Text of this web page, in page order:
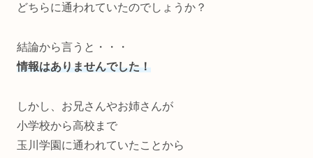
どちらに通われていたのでしょうか？
結論から言うと・・・
情報はありませんでした！
しかし、お兄さんやお姉さんが
小学校から高校まで
玉川学園に通われていたことから